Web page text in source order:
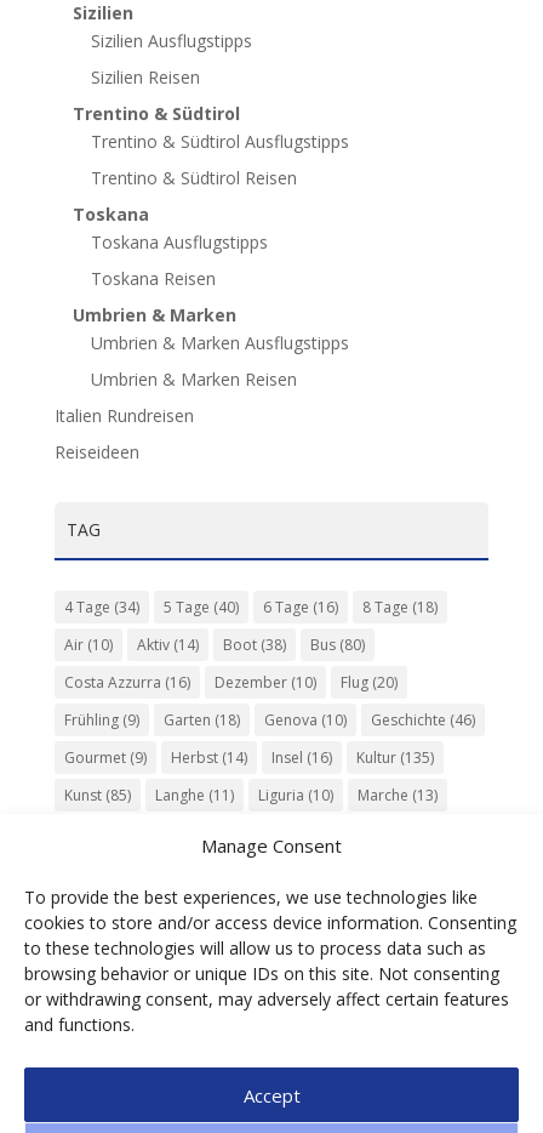
Manage Consent
To provide the best experiences, we use technologies like
cookies to store and/or access device information. Consenting
to these technologies will allow us to process data such as
browsing behavior or unique IDs on this site. Not consenting
or withdrawing consent, may adversely affect certain features
and functions.
Accept
Sizilien
Sizilien Ausflugstipps
Sizilien Reisen
Trentino & Südtirol
Trentino & Südtirol Ausflugstipps
Trentino & Südtirol Reisen
Toskana
Toskana Ausflugstipps
Toskana Reisen
Umbrien & Marken
Umbrien & Marken Ausflugstipps
Umbrien & Marken Reisen
Italien Rundreisen
Reiseideen
TAG
4 Tage (34) 5 Tage (40) 6 Tage (16) 8 Tage (18)
Air(10) Aktiv(14) Boot(38) Bus(80)
Costa Azzurra (16) Dezember(10) Flug(20)
Frühling(9) Garten (18) Genova (10) Geschichte (46)
Gourmet(9) Herbst(14) Insel (16) Kultur(135)
Kunst(85) Langhe (11) Liguria (10) Marche (13)
Piemonte(15) Puglia(12) Religion(22) Roma(47)
Sardegna(20) September(9) Torino(12)
Tradition(26) Veneto(12) Verona(11) Wein(31)
Wine(30)